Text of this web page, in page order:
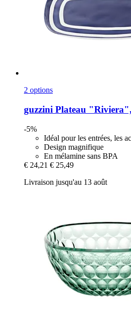
2 options
guzzini Plateau
-5%
Idéal pour les entrées, les
Design magnifique
En mélamine sans BPA
€ 24,21 € 25,49
Livraison jusqu'au 13 août